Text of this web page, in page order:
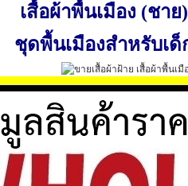
เสื้อผ้าพื้นเมือง (ชาย)
ชุดพื้นเมืองสำหรับเด็